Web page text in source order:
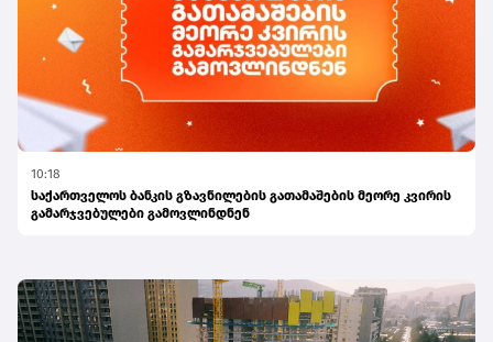
10:18
საქართველოს ბანკის გზავნილების გათამაშების მეორე კვირის
გამარჯვებულები გამოვლინდნენ